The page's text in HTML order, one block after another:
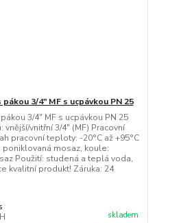
3/4" MF s ucpávkou PN 25
3/4" MF s ucpávkou PN 25
vnější/vnitřní 3/4" (MF) Pracovní
pracovní teploty: -20°C až +95°C
poniklovaná mosaz, koule:
Použití: studená a teplá voda,
kvalitní produkt! Záruka: 24
skladem